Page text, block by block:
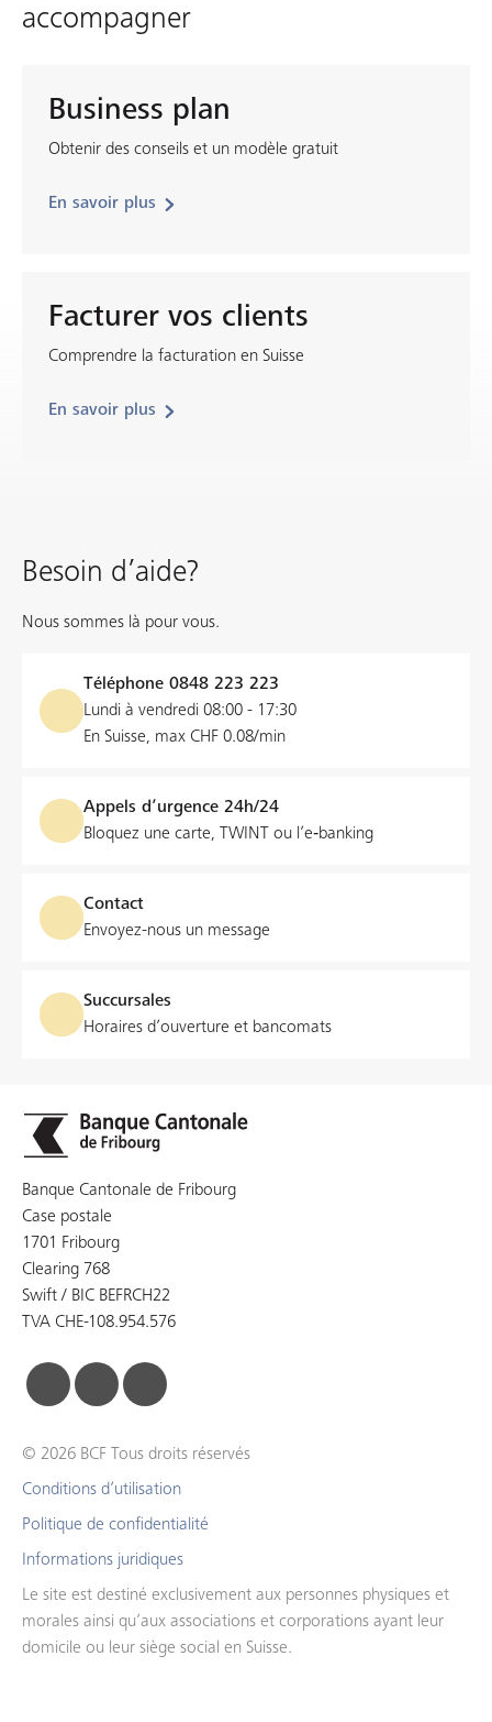
accompagner
Business plan
Obtenir des conseils et un modèle gratuit
En savoir plus
Facturer vos clients
Comprendre la facturation en Suisse
En savoir plus
Besoin d’aide?
Nous sommes là pour vous.
Téléphone 0848 223 223
Lundi à vendredi 08:00 - 17:30
En Suisse, max CHF 0.08/min
Appels d’urgence 24h/24
Bloquez une carte, TWINT ou l’e‑banking
Contact
Envoyez-nous un message
Succursales
Horaires d’ouverture et bancomats
Banque Cantonale de Fribourg
Case postale
1701 Fribourg
Clearing 768
Swift / BIC BEFRCH22
TVA CHE-108.954.576
© 2026 BCF Tous droits réservés
Conditions d’utilisation
Politique de confidentialité
Informations juridiques
Le site est destiné exclusivement aux personnes physiques et
morales ainsi qu’aux associations et corporations ayant leur
domicile ou leur siège social en Suisse.